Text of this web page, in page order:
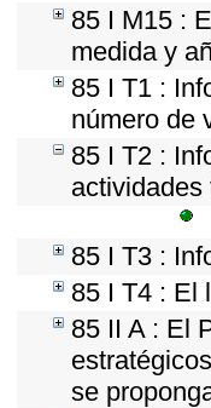
85 I M15 :
medida y
85 I T1 :
número de
85 I T2 :
actividades
85 I T3 :
85 I T4 : El
85 II A : El
se